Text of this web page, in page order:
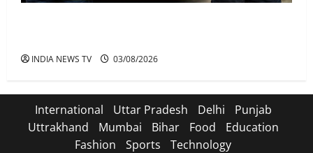
INDIA NEWS TV 03/08/2026
International Uttar Pradesh Delhi
Punjab
Uttrakhand
Mumbai Bihar Food
Education
Fashion
Sports Technology